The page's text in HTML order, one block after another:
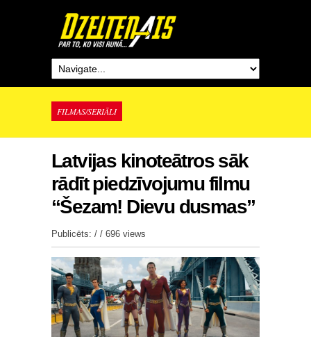
FILMAS/SERIĀLI
Latvijas kinoteātros sāk
rādīt piedzīvojumu filmu
“Šezam! Dievu dusmas”
Publicēts: / / 696 views